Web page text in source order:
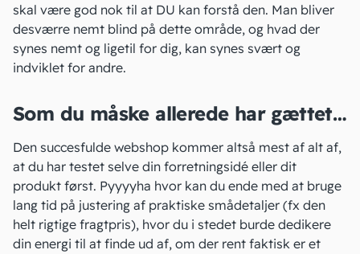
skal være god nok til at DU kan forstå den. Man bliver
desværre nemt blind på dette område, og hvad der
synes nemt og ligetil for dig, kan synes svært og
indviklet for andre.
Som du måske allerede har gættet…
Den succesfulde webshop kommer altså mest af alt af,
at du har testet selve din forretningsidé eller dit
produkt først. Pyyyyha hvor kan du ende med at bruge
lang tid på justering af praktiske smådetaljer (fx den
helt rigtige fragtpris), hvor du i stedet burde dedikere
din energi til at finde ud af, om der rent faktisk er et